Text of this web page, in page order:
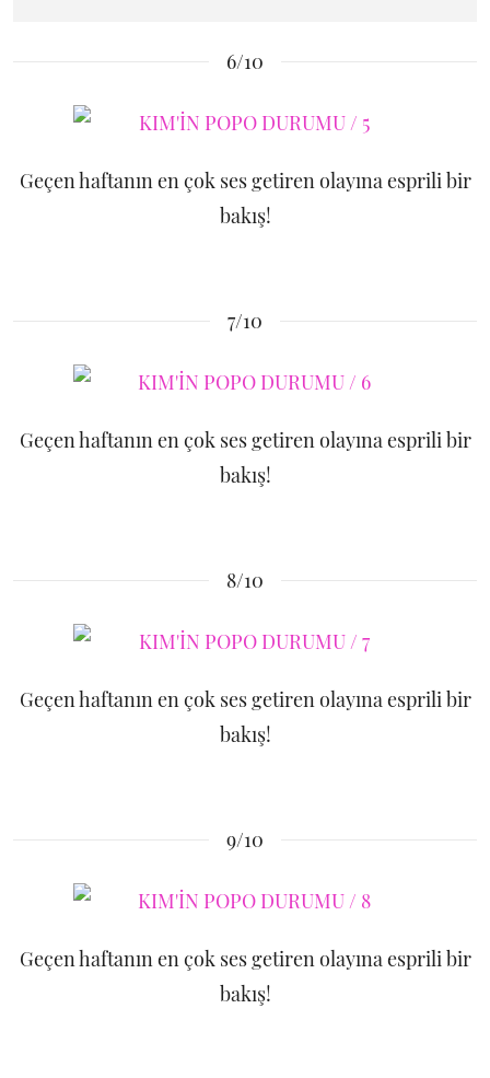
6/10
Geçen haftanın en çok ses getiren olayına esprili bir
bakış!
7/10
Geçen haftanın en çok ses getiren olayına esprili bir
bakış!
8/10
Geçen haftanın en çok ses getiren olayına esprili bir
bakış!
9/10
Geçen haftanın en çok ses getiren olayına esprili bir
bakış!